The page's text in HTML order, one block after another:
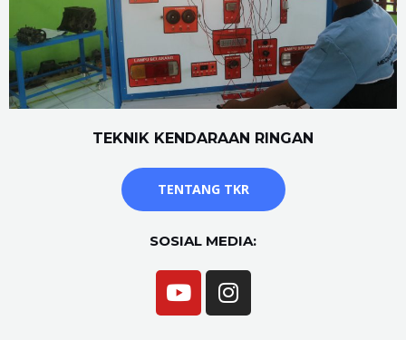
TEKNIK KENDARAAN RINGAN
TENTANG TKR
SOSIAL MEDIA: